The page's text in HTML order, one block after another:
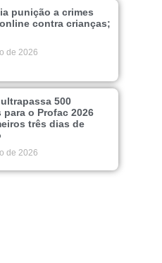
punição a crimes
contra crianças;
de 2026
500
o Profac 2026
três dias de
de 2026